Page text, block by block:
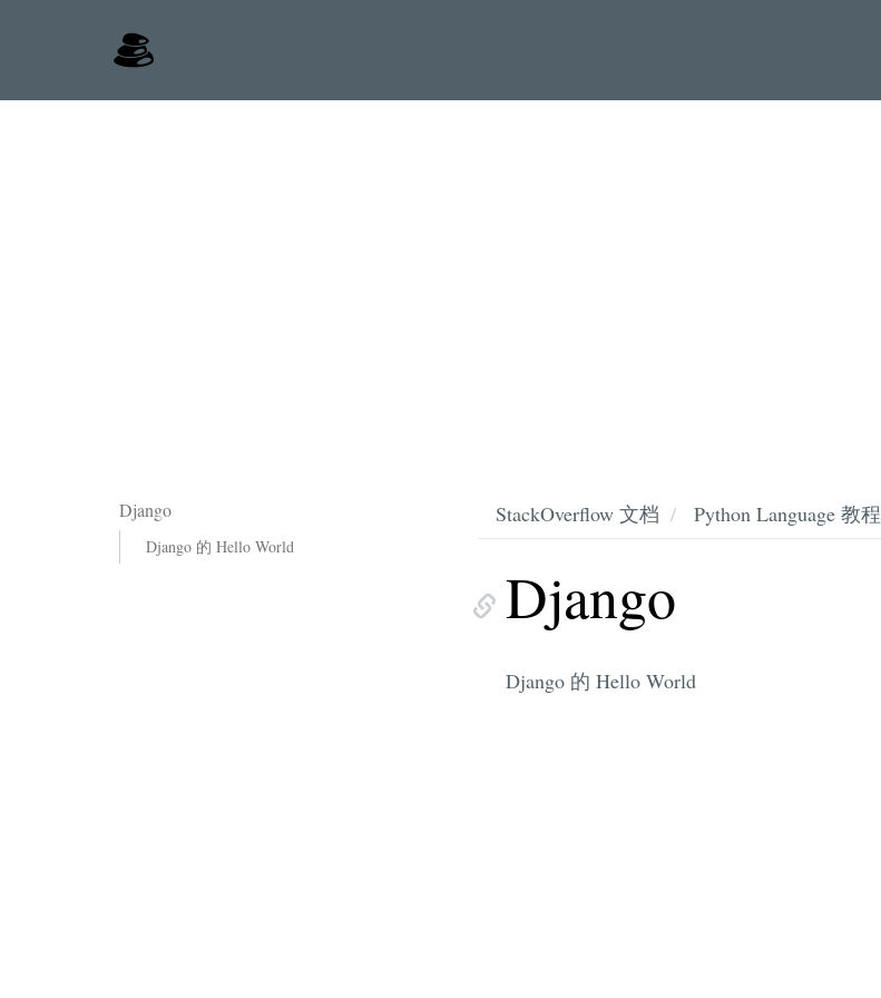
Django
Django 的 Hello World
StackOverflow 文档 Python Language 教程
Django
Django 的 Hello World